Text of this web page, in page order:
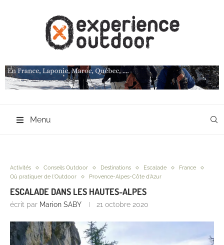
Menu
Activités Conseils Outdoor Destinations Escalade
France
Où pratiquer de l'Outdoor
Provence-Alpes-Côte d'Azur
ESCALADE DANS LES HAUTES-ALPES
écrit par Marion SABY 21 octobre 2020